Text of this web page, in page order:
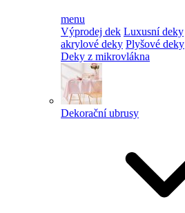
menu
Výprodej dek Luxusní deky
akrylové deky Plyšové deky
Deky z mikrovlákna
Dekorační ubrusy